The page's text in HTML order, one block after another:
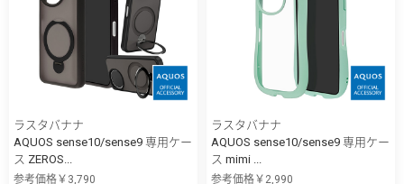
ラスタバナナ
AQUOS sense10/sense9 専用ケー
ス ZEROS...
参考価格￥3,790
ラスタバナナ
AQUOS sense10/sense9 専用ケー
ス mimi ...
参考価格￥2,990